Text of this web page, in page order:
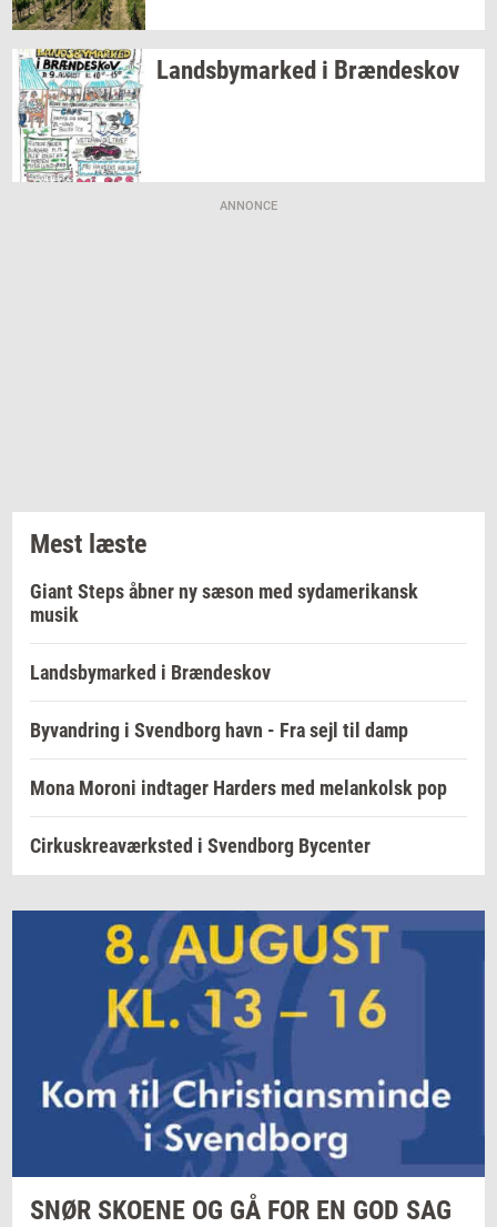
Lands­by­mar­ked i Bræn­de­skov
ANNONCE
Mest læste
Giant Steps åbner ny sæson med sydamerikansk
musik
Landsbymarked i Brændeskov
Byvandring i Svendborg havn - Fra sejl til damp
Mona Moroni indtager Harders med melankolsk pop
Cirkuskreaværksted i Svendborg Bycenter
SNØR SKO­E­NE OG GÅ FOR EN GOD SAG